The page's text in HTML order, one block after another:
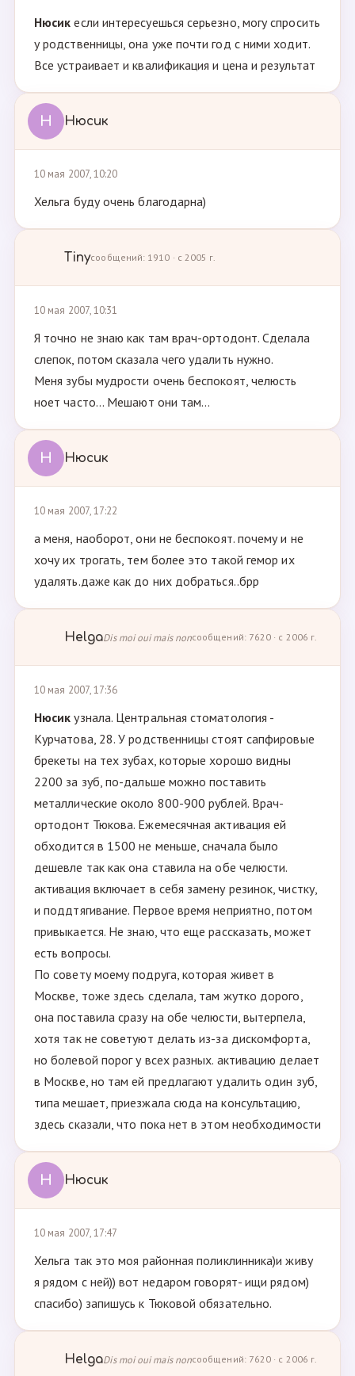
Нюсик если интересуешься серьезно, могу спросить
у родственницы, она уже почти год с ними ходит.
Все устраивает и квалификация и цена и результат
Н Нюсик
10 мая 2007, 10:20
Хельга буду очень благодарна)
Tinyсообщений: 1910 · с 2005 г.
10 мая 2007, 10:31
Я точно не знаю как там врач-ортодонт. Сделала
слепок, потом сказала чего удалить нужно.
Меня зубы мудрости очень беспокоят, челюсть
ноет часто... Мешают они там...
Н Нюсик
10 мая 2007, 17:22
а меня, наоборот, они не беспокоят. почему и не
хочу их трогать, тем более это такой гемор их
удалять.даже как до них добраться..брр
HelgaDis moi oui mais nonсообщений: 7620 · с 2006 г.
10 мая 2007, 17:36
Нюсик узнала. Центральная стоматология -
Курчатова, 28. У родственницы стоят сапфировые
брекеты на тех зубах, которые хорошо видны
2200 за зуб, по-дальше можно поставить
металлические около 800-900 рублей. Врач-
ортодонт Тюкова. Ежемесячная активация ей
обходится в 1500 не меньше, сначала было
дешевле так как она ставила на обе челюсти.
активация включает в себя замену резинок, чистку,
и поддтягивание. Первое время неприятно, потом
привыкается. Не знаю, что еще рассказать, может
есть вопросы.
По совету моему подруга, которая живет в
Москве, тоже здесь сделала, там жутко дорого,
она поставила сразу на обе челюсти, вытерпела,
хотя так не советуют делать из-за дискомфорта,
но болевой порог у всех разных. активацию делает
в Москве, но там ей предлагают удалить один зуб,
типа мешает, приезжала сюда на консультацию,
здесь сказали, что пока нет в этом необходимости
Н Нюсик
10 мая 2007, 17:47
Хельга так это моя районная поликлинника)и живу
я рядом с ней)) вот недаром говорят- ищи рядом)
спасибо) запишусь к Тюковой обязательно.
HelgaDis moi oui mais nonсообщений: 7620 · с 2006 г.